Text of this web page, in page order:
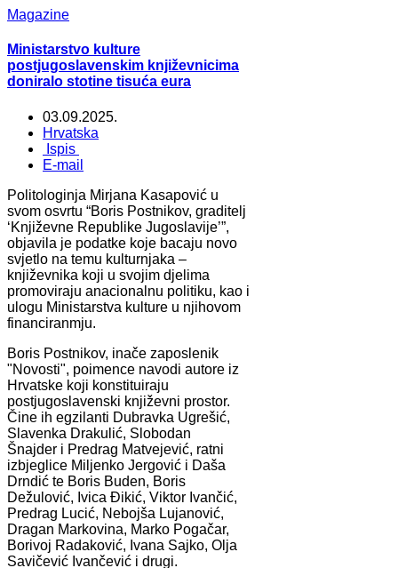
Magazine
Ministarstvo kulture
postjugoslavenskim književnicima
doniralo stotine tisuća eura
03.09.2025.
Hrvatska
Ispis
E-mail
Politologinja Mirjana Kasapović u
svom osvrtu “Boris Postnikov, graditelj
‘Književne Republike Jugoslavije’”,
objavila je podatke koje bacaju novo
svjetlo na temu kulturnjaka –
književnika koji u svojim djelima
promoviraju anacionalnu politiku, kao i
ulogu Ministarstva kulture u njihovom
financiranmju.
Boris Postnikov, inače zaposlenik
"Novosti", poimence navodi autore iz
Hrvatske koji konstituiraju
postjugoslavenski književni prostor.
Čine ih egzilanti Dubravka Ugrešić,
Slavenka Drakulić, Slobodan
Šnajder i Predrag Matvejević, ratni
izbjeglice Miljenko Jergović i Daša
Drndić te Boris Buden, Boris
Dežulović, Ivica Đikić, Viktor Ivančić,
Predrag Lucić, Nebojša Lujanović,
Dragan Markovina, Marko Pogačar,
Borivoj Radaković, Ivana Sajko, Olja
Savičević Ivančević i drugi.